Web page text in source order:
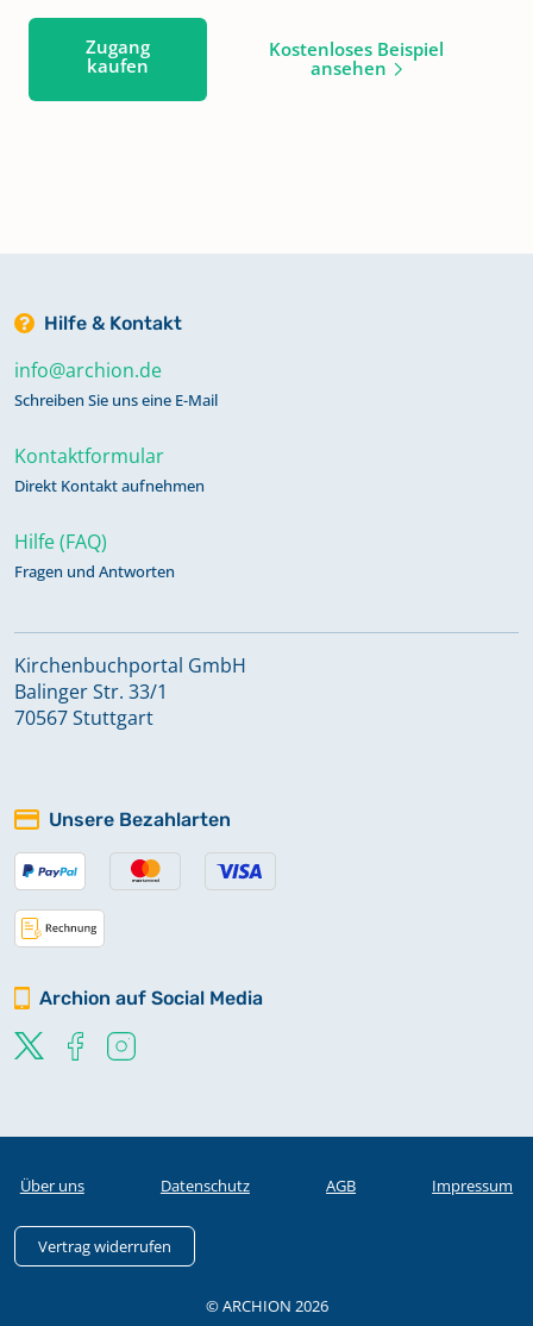
Zugang
kaufen
Kostenloses Beispiel
ansehen
Hilfe & Kontakt
info@archion.de
Schreiben Sie uns eine E-Mail
Kontaktformular
Direkt Kontakt aufnehmen
Hilfe (FAQ)
Fragen und Antworten
Kirchenbuchportal GmbH
Balinger Str. 33/1
70567 Stuttgart
Unsere Bezahlarten
Archion auf Social Media
Über uns Datenschutz AGB Impressum
Vertrag widerrufen
© ARCHION 2026